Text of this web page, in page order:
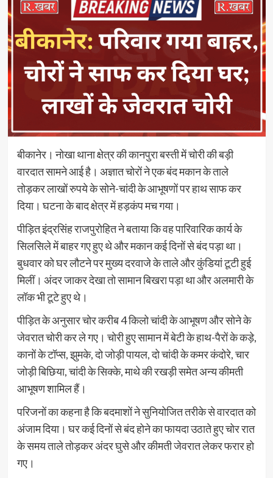
बीकानेर। नोखा थाना क्षेत्र की कानपुरा बस्ती में चोरी की बड़ी
वारदात सामने आई है। अज्ञात चोरों ने एक बंद मकान के ताले
तोड़कर लाखों रुपये के सोने-चांदी के आभूषणों पर हाथ साफ कर
दिया। घटना के बाद क्षेत्र में हड़कंप मच गया।
पीड़ित इंद्रसिंह राजपुरोहित ने बताया कि वह पारिवारिक कार्य के
सिलसिले में बाहर गए हुए थे और मकान कई दिनों से बंद पड़ा था।
बुधवार को घर लौटने पर मुख्य दरवाजे के ताले और कुंडियां टूटी हुई
मिलीं। अंदर जाकर देखा तो सामान बिखरा पड़ा था और अलमारी के
लॉक भी टूटे हुए थे।
पीड़ित के अनुसार चोर करीब 4 किलो चांदी के आभूषण और सोने के
जेवरात चोरी कर ले गए। चोरी हुए सामान में बेटी के हाथ-पैरों के कड़े,
कानों के टॉप्स, झुमके, दो जोड़ी पायल, दो चांदी के कमर कंदोरे, चार
जोड़ी बिछिया, चांदी के सिक्के, माथे की रखड़ी समेत अन्य कीमती
आभूषण शामिल हैं।
परिजनों का कहना है कि बदमाशों ने सुनियोजित तरीके से वारदात को
अंजाम दिया। घर कई दिनों से बंद होने का फायदा उठाते हुए चोर रात
के समय ताले तोड़कर अंदर घुसे और कीमती जेवरात लेकर फरार हो
गए।